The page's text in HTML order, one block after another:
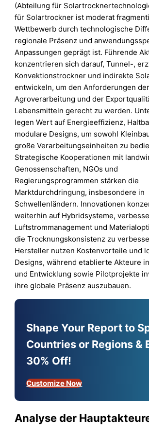
(Abteilung für
für Solartrockner ist moderat
Wettbewerb durch technologische
regionale Präsenz und
Anpassungen geprägt ist. Führende
konzentrieren sich darauf, Tunnel-,
Konvektionstrockner und indirekte
entwickeln, um den Anforderungen
Agroverarbeitung und der
Lebensmitteln gerecht zu werden.
legen Wert auf Energieeffizienz,
modulare Designs, um sowohl
große Verarbeitungseinheiten zu
Strategische Kooperationen mit
Genossenschaften, NGOs und
Regierungsprogrammen stärken die
Marktdurchdringung, insbesondere in
Schwellenländern. Innovationen
weiterhin auf Hybridsysteme,
Luftstrommanagement und
die Trocknungskonsistenz zu
Hersteller nutzen Kostenvorteile und
Designs, während etablierte Akteure
und Entwicklung sowie Pilotprojekte
ihre globale Präsenz auszubauen.
Shape Your Report to
Countries or Regions &
30% Off!
Customize Now
Analyse der